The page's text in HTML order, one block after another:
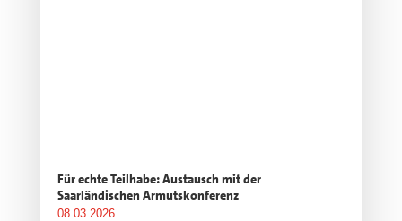
Für echte Teilhabe: Austausch mit der
Saarländischen Armutskonferenz
08.03.2026